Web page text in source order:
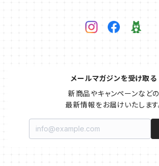
メールマガジンを受け取る
新商品やキャンペーンなどの
最新情報をお届けいたします